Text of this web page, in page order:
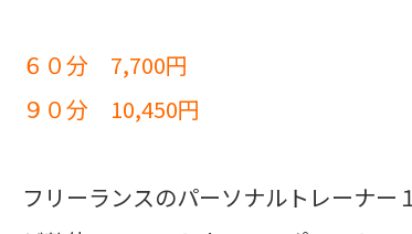
６０分 7,700円
９０分 10,450円
フリーランスのパーソナルトレーナ